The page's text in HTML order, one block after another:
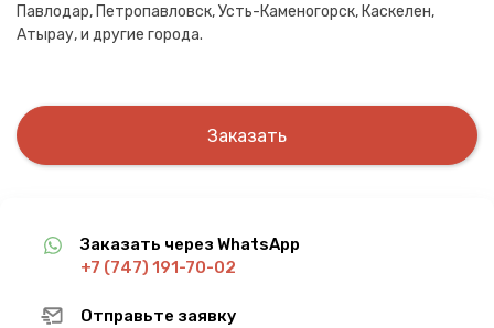
Павлодар, Петропавловск, Усть-Каменогорск, Каскелен,
Атырау, и другие города.
Заказать
Заказать через WhatsApp
+7 (747) 191-70-02
Отправьте заявку